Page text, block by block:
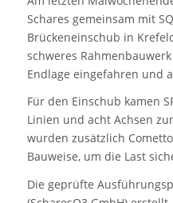
Schares gemeinsam mit
Brückeneinschub in
schweres
Endlage eingefahren und
Für den Einschub kamen
Linien und acht Achsen
wurden zusätzlich
Bauweise, um die Last
Die geprüfte